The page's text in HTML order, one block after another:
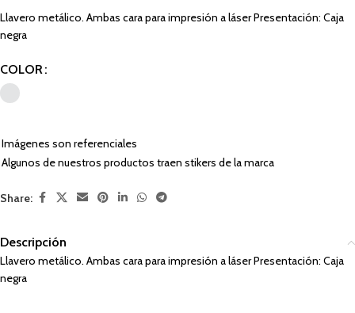
Llavero metálico. Ambas cara para impresión a láser Presentación: Caja
negra
COLOR
Imágenes son referenciales
Algunos de nuestros productos traen stikers de la marca
Share:
Descripción
Llavero metálico. Ambas cara para impresión a láser Presentación: Caja
negra